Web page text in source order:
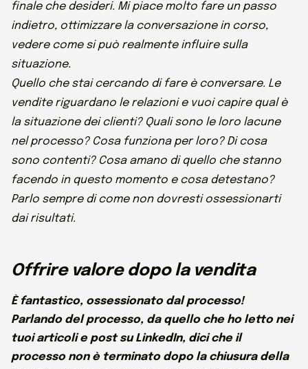
finale che desideri. Mi piace molto fare un passo
indietro, ottimizzare la conversazione in corso,
vedere come si può realmente influire sulla
situazione.
Quello che stai cercando di fare è conversare. Le
vendite riguardano le relazioni e vuoi capire qual è
la situazione dei clienti? Quali sono le loro lacune
nel processo? Cosa funziona per loro? Di cosa
sono contenti? Cosa amano di quello che stanno
facendo in questo momento e cosa detestano?
Parlo sempre di come non dovresti ossessionarti
dai risultati.
Offrire valore dopo la vendita
È fantastico, ossessionato dal processo!
Parlando del processo, da quello che ho letto nei
tuoi articoli e post su LinkedIn, dici che il
processo non è terminato dopo la chiusura della